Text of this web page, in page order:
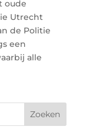
oude
Utrecht
de Politie
een
alle
Zoeken